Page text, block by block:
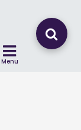
Menu